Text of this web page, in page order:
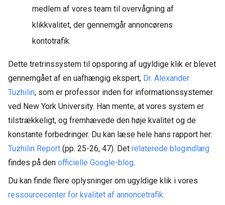
medlem af vores team til overvågning af
klikkvalitet, der gennemgår annoncørens
kontotrafik.
Dette tretrinssystem til opsporing af ugyldige klik er blevet
gennemgået af en uafhængig ekspert, Dr. Alexander
Tuzhilin, som er professor inden for informationssystemer
ved New York University. Han mente, at vores system er
tilstrækkeligt, og fremhævede den høje kvalitet og de
konstante forbedringer. Du kan læse hele hans rapport her:
Tuzhilin Report (pp. 25-26, 47). Det relaterede blogindlæg
findes på den officielle Google-blog.
Du kan finde flere oplysninger om ugyldige klik i vores
ressourcecenter for kvalitet af annoncetrafik.